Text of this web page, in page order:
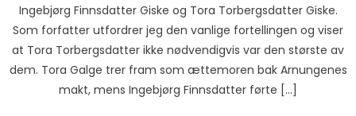
Ingebjørg Finnsdatter Giske og Tora Torbergsdatter Giske.
Som forfatter utfordrer jeg den vanlige fortellingen og viser
at Tora Torbergsdatter ikke nødvendigvis var den største av
dem. Tora Galge trer fram som ættemoren bak Arnungenes
makt, mens Ingebjørg Finnsdatter førte […]